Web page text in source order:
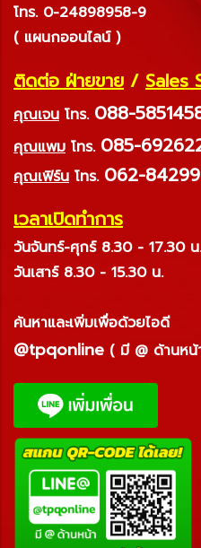
โทร. 0-24898958-9
( แผนกออนไลน์ )
ติดต่อ ฝ่ายขาย / Sales
คุณเจน โทร. 088-
คุณแพม โทร. 085-
คุณเฟิร์น โทร. 062-
เวลาเปิดทำการ
วันจันทร์-ศุกร์ 8.30 - 17.30 น.
วันเสาร์ 8.30 - 15.30 น.
ค้นหาและเพิ่มเพื่อด้วยไอดี
@tpqonline ( มี @ ด้านหน้